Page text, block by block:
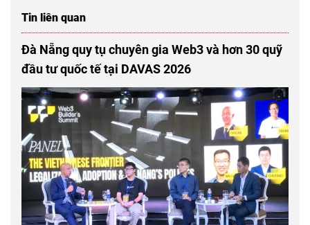
Tin liên quan
Đà Nẵng quy tụ chuyên gia Web3 và hơn 30 quỹ
đầu tư quốc tế tại DAVAS 2026